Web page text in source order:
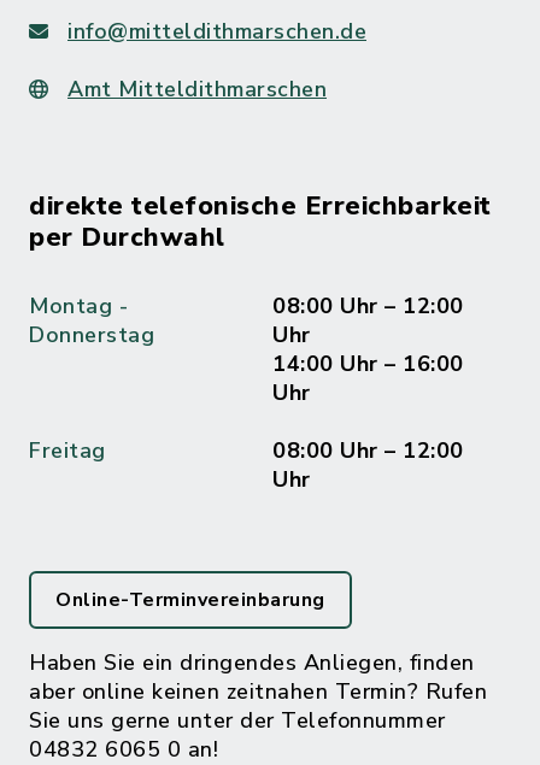
info@mitteldithmarschen.de
Amt Mitteldithmarschen
direkte telefonische Erreichbarkeit
per Durchwahl
Montag -
Donnerstag
08:00 Uhr – 12:00
Uhr
14:00 Uhr – 16:00
Uhr
Freitag
08:00 Uhr – 12:00
Uhr
Online-Terminvereinbarung
Haben Sie ein dringendes Anliegen, finden
aber online keinen zeitnahen Termin? Rufen
Sie uns gerne unter der Telefonnummer
04832 6065 0 an!